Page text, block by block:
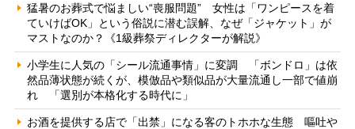
猛暑のお葬式で悩ましい“喪服問題” 女性は「ワンピースを着
ていけばOK」という俗説に潜む誤解、なぜ「ジャケット」が
マストなのか？《1級葬祭ディレクターが解説》
小学生に人気の「シール流通事情」に変調 「ボンドロ」は依
然品薄状態が続くが、模倣品や類似品が大量流通し一部で値崩
れ 「選別が本格化する時代に」
お酒を提供する店で「出禁」になる客のトホホな生態 嘔吐や